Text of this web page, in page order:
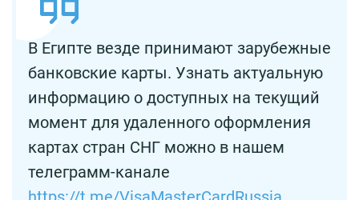
В Египте везде принимают зарубежные
банковские карты. Узнать актуальную
информацию о доступных на текущий
момент для удаленного оформления
картах стран СНГ можно в нашем
телеграмм-канале